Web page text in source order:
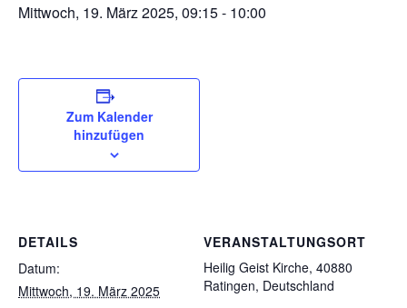
Mittwoch, 19. März 2025, 09:15- 10:00
Zum Kalender
hinzufügen
DETAILS
Datum:
Mittwoch, 19. März 2025
VERANSTALTUNGSORT
Heilig Geist Kirche, 40880
Ratingen, Deutschland